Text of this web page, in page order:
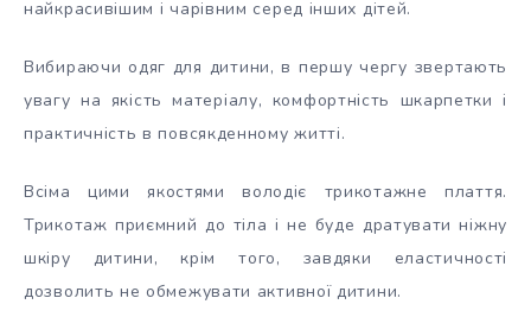
найкрасивішим і чарівним серед інших дітей.
Вибираючи одяг для дитини, в першу чергу звертають
увагу на якість матеріалу, комфортність шкарпетки і
практичність в повсякденному житті.
Всіма цими якостями володіє трикотажне плаття.
Трикотаж приємний до тіла і не буде дратувати ніжну
шкіру дитини, крім того, завдяки еластичності
дозволить не обмежувати активної дитини.